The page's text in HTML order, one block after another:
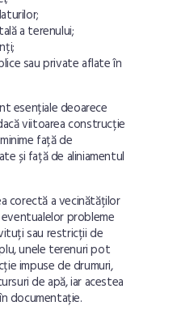
a terenului;
sau private aflate în
esențiale deoarece
viitoarea construcție
față de
și față de aliniamentul
corectă a vecinătăților
probleme
sau restricții de
unele terenuri pot
impuse de drumuri,
de apă, iar acestea
documentație.